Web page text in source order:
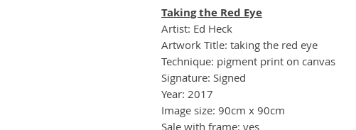
Taking the Red Eye
Artist: Ed Heck
Artwork Title: taking the red eye
Technique: pigment print on canvas
Signature: Signed
Year: 2017
Image size: 90cm x 90cm
Sale with frame: yes